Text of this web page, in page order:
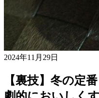
2024年11月29日
【裏技】冬の定